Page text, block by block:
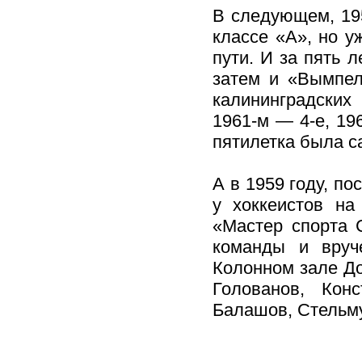
В следующем,
классе «А», но
пути. И за пять
затем и
1961-м — 4-е,
пятилетка была
А в 1959 году,
у хоккеистов
«Мастер спорта
команды и
Колонном зале
Голованов,
Балашов,